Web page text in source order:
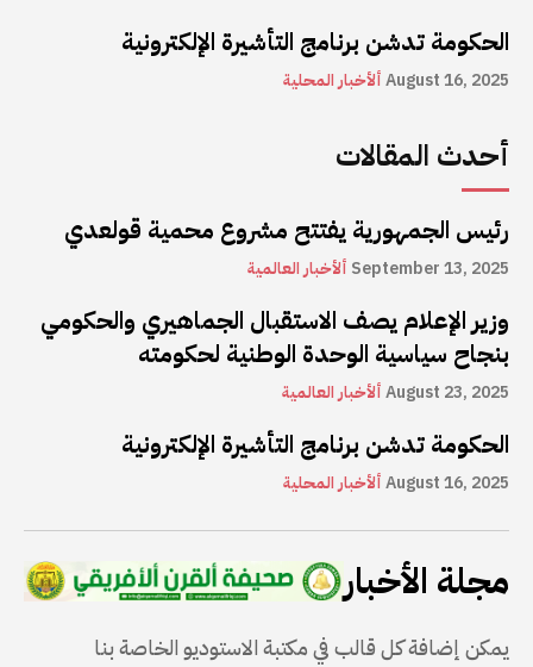
الحكومة تدشن برنامج التأشيرة الإلكترونية
ألأخبار المحليةAugust 16, 2025
أحدث المقالات
رئيس الجمهورية يفتتح مشروع محمية قولعدي
ألأخبار العالمية September 13, 2025
وزير الإعلام يصف الاستقبال الجماهيري والحكومي
بنجاح سياسية الوحدة الوطنية لحكومته
ألأخبار العالميةAugust 23, 2025
الحكومة تدشن برنامج التأشيرة الإلكترونية
ألأخبار المحليةAugust 16, 2025
مجلة الأخبار
يمكن إضافة كل قالب في مكتبة الاستوديو الخاصة بنا